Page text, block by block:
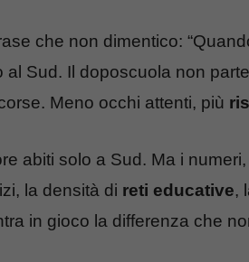
che non dimentico:
al Sud. Il doposcuola non
Meno occhi attenti, più
abiti solo a Sud. Ma i
la densità di reti educative,
in gioco la differenza che